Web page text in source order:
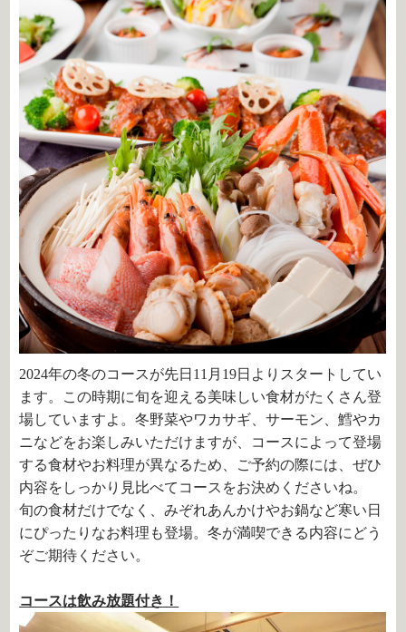
2024年の冬のコースが先日11月19日よりスタートしてい
ます。この時期に旬を迎える美味しい食材がたくさん登
場していますよ。冬野菜やワカサギ、サーモン、鱈やカ
ニなどをお楽しみいただけますが、コースによって登場
する食材やお料理が異なるため、ご予約の際には、ぜひ
内容をしっかり見比べてコースをお決めくださいね。
旬の食材だけでなく、みぞれあんかけやお鍋など寒い日
にぴったりなお料理も登場。冬が満喫できる内容にどう
ぞご期待ください。
コースは飲み放題付き！